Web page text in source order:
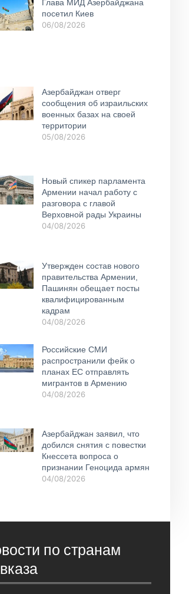
Глава МИД Азербайджана
посетил Киев
06/08/2026
Азербайджан отверг
сообщения об израильских
военных базах на своей
территории
05/08/2026
Новый спикер парламента
Армении начал работу с
разговора с главой
Верховной рады Украины
04/08/2026
Утвержден состав нового
правительства Армении,
Пашинян обещает посты
квалифицированным
кадрам
04/08/2026
Российские СМИ
распространили фейк о
планах ЕС отправлять
мигрантов в Армению
04/08/2026
Азербайджан заявил, что
добился снятия с повестки
Кнессета вопроса о
признании Геноцида армян
04/08/2026
по странам